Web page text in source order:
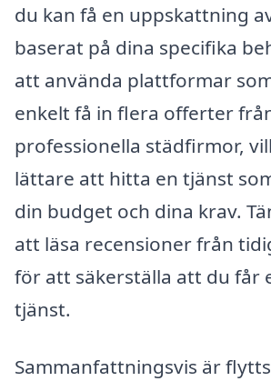
du kan få en uppskattning
baserat på dina specifika
att använda plattformar
enkelt få in flera offerter
professionella städfirmor,
lättare att hitta en tjänst
din budget och dina krav.
att läsa recensioner från
för att säkerställa att du får
tjänst.
Sammanfattningsvis är